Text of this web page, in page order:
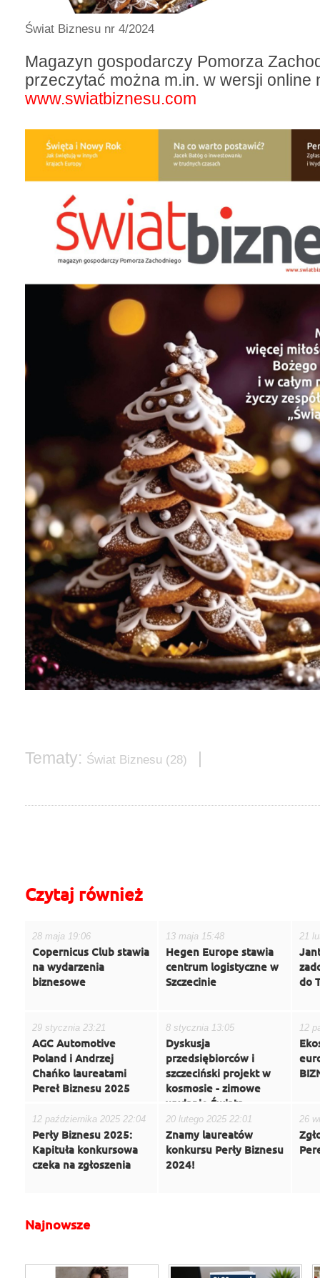
Świat Biznesu nr 4/2024
Magazyn gospodarczy Pomorza
przeczytać można m.in. w wersji online
www.swiatbiznesu.com
Tematy: Świat Biznesu (28) |
Czytaj również
28 maja 19:06
Copernicus Club stawia
na wydarzenia
biznesowe
13 maja 15:48
Hegen Europe stawia
centrum logistyczne w
Szczecinie
21
do
29 stycznia 23:21
AGC Automotive
Poland i Andrzej
Chańko laureatami
Pereł Biznesu 2025
8 stycznia 13:05
Dyskusja
przedsiębiorców i
szczeciński projekt w
kosmosie - zimowe
wydanie Świata
Biznesu
12
12 października 2025 22:04
Perły Biznesu 2025:
Kapituła konkursowa
czeka na zgłoszenia
20 lutego 2025 22:01
Znamy laureatów
konkursu Perły Biznesu
2024!
26
Najnowsze